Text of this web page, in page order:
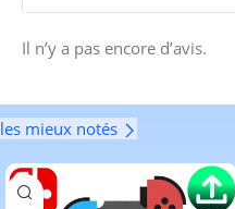
Il n’y a pas encore d’avis.
les mieux notés